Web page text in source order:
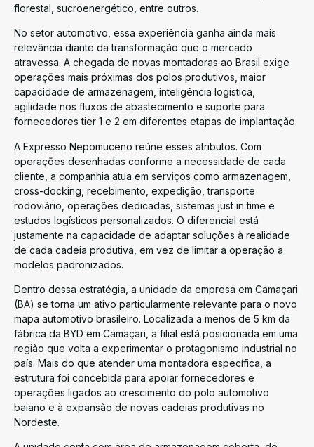
florestal, sucroenergético, entre outros.
No setor automotivo, essa experiência ganha ainda mais
relevância diante da transformação que o mercado
atravessa. A chegada de novas montadoras ao Brasil exige
operações mais próximas dos polos produtivos, maior
capacidade de armazenagem, inteligência logística,
agilidade nos fluxos de abastecimento e suporte para
fornecedores tier 1 e 2 em diferentes etapas de implantação.
A Expresso Nepomuceno reúne esses atributos. Com
operações desenhadas conforme a necessidade de cada
cliente, a companhia atua em serviços como armazenagem,
cross-docking, recebimento, expedição, transporte
rodoviário, operações dedicadas, sistemas just in time e
estudos logísticos personalizados. O diferencial está
justamente na capacidade de adaptar soluções à realidade
de cada cadeia produtiva, em vez de limitar a operação a
modelos padronizados.
Dentro dessa estratégia, a unidade da empresa em Camaçari
(BA) se torna um ativo particularmente relevante para o novo
mapa automotivo brasileiro. Localizada a menos de 5 km da
fábrica da BYD em Camaçari, a filial está posicionada em uma
região que volta a experimentar o protagonismo industrial no
país. Mais do que atender uma montadora específica, a
estrutura foi concebida para apoiar fornecedores e
operações ligados ao crescimento do polo automotivo
baiano e à expansão de novas cadeias produtivas no
Nordeste.